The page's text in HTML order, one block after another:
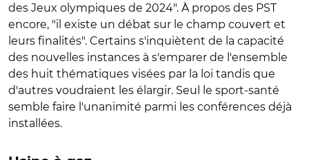
des Jeux olympiques de 2024". À propos des PST
encore, "il existe un débat sur le champ couvert et
leurs finalités". Certains s'inquiètent de la capacité
des nouvelles instances à s'emparer de l'ensemble
des huit thématiques visées par la loi tandis que
d'autres voudraient les élargir. Seul le sport-santé
semble faire l'unanimité parmi les conférences déjà
installées.